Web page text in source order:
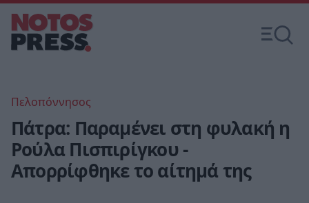
Πελοπόννησος
Πάτρα: Παραμένει στη φυλακή η
Ρούλα Πισπιρίγκου -
Απορρίφθηκε το αίτημά της